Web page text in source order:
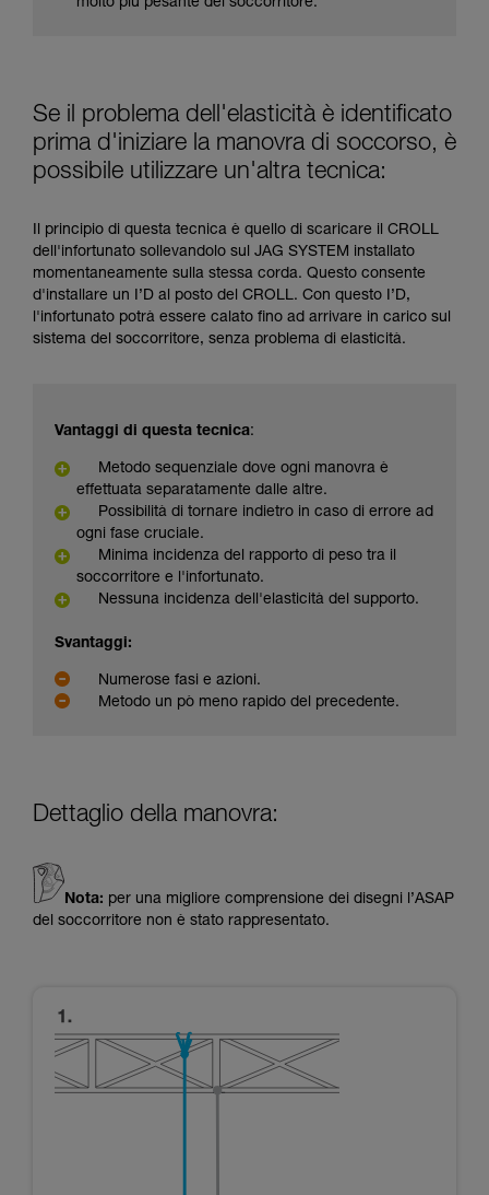
molto più pesante del soccorritore.
Se il problema dell'elasticità è identificato
prima d'iniziare la manovra di soccorso, è
possibile utilizzare un'altra tecnica:
Il principio di questa tecnica è quello di scaricare il CROLL
dell'infortunato sollevandolo sul JAG SYSTEM installato
momentaneamente sulla stessa corda. Questo consente
d'installare un I’D al posto del CROLL. Con questo I’D,
l'infortunato potrà essere calato fino ad arrivare in carico sul
sistema del soccorritore, senza problema di elasticità.
Vantaggi di questa tecnica:
Metodo sequenziale dove ogni manovra è
effettuata separatamente dalle altre.
Possibilità di tornare indietro in caso di errore ad
ogni fase cruciale.
Minima incidenza del rapporto di peso tra il
soccorritore e l'infortunato.
Nessuna incidenza dell'elasticità del supporto.
Svantaggi:
Numerose fasi e azioni.
Metodo un pò meno rapido del precedente.
Dettaglio della manovra:
Nota: per una migliore comprensione dei disegni l’ASAP
del soccorritore non è stato rappresentato.